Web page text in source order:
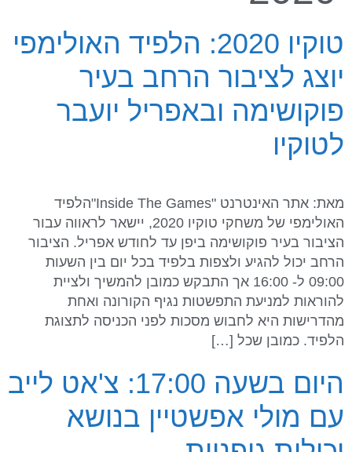
טוקיו 2020: הלפיד האולימפי
יוצג לציבור הרחב בעיר
פוקושימה ובאפריל יועבר
לטוקיו
מאת: אתר האינטרנט "Inside The Games"הלפיד
האולימפי של משחקי טוקיו 2020, יישאר לראווה עבור
הציבור בעיר פוקושימה ביפן עד לחודש אפריל. הציבור
הרחב יכול להגיע ולצפות בלפיד בכל יום בין השעות
09:00 ל- 16:00 אך התבקש כמובן להמשיך ולציית
להוראות למניעת התפשטות נגיף הקורונה ואחת
מהדרישות היא לחבוש מסכות לפני הכניסה לתצוגת
הלפיד. כמובן שכל […]
היום בשעה 17:00: צ'אט לייב
עם מולי אפשטיין בנושא